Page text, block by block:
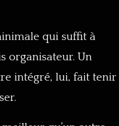
qui suffit à
organisateur. Un
intégré, lui, fait tenir